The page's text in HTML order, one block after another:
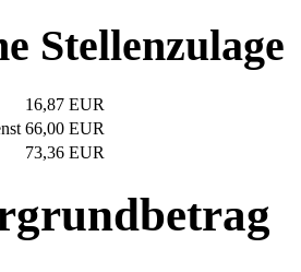
Stellenzulage
16,87 EUR
66,00 EUR
73,36 EUR